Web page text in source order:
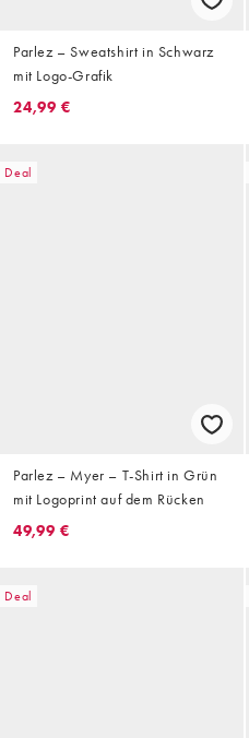
Parlez – Sweatshirt in Schwarz
mit Logo-Grafik
24,99 €
Deal
Parlez – Myer – T-Shirt in Grün
mit Logoprint auf dem Rücken
49,99 €
Deal